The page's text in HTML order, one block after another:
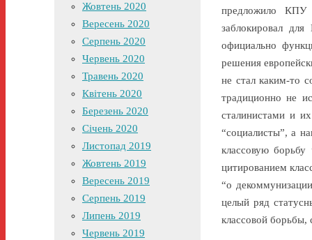
предложило КПУ
заблокировал
официально
решения
не стал каким-то
традиционно не
сталинистами и
“социалисты”, а
классовую
цитированием
“о
целый ряд
классовой борьбы,
Жовтень 2020
Вересень 2020
Серпень 2020
Червень 2020
Травень 2020
Квітень 2020
Березень 2020
Січень 2020
Листопад 2019
Жовтень 2019
Вересень 2019
Серпень 2019
Липень 2019
Червень 2019